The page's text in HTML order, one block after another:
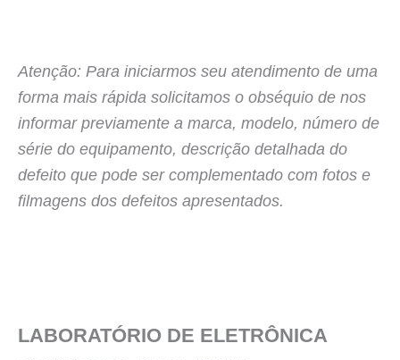
Atenção: Para iniciarmos seu atendimento de uma
forma mais rápida solicitamos o obséquio de nos
informar previamente a marca, modelo, número de
série do equipamento, descrição detalhada do
defeito que pode ser complementado com fotos e
filmagens dos defeitos apresentados.
LABORATÓRIO DE ELETRÔNICA